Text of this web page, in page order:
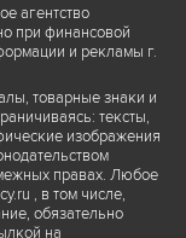
агентство
при финансовой
и рекламы г.
товарные знаки и
тексты,
изображения
правах. Любое
, в том числе,
обязательно
на